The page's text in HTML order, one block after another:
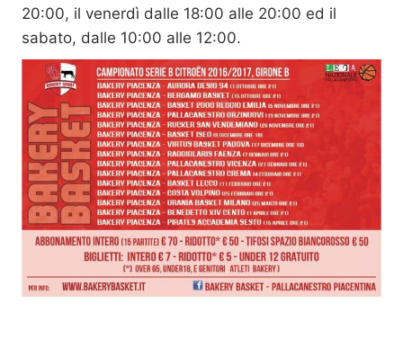
20:00, il venerdì dalle 18:00 alle 20:00 ed il
sabato, dalle 10:00 alle 12:00.